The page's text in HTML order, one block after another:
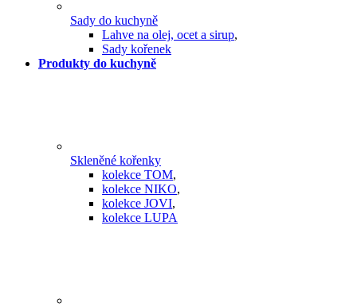
Sady do kuchyně
Lahve na olej, ocet a sirup,
Sady kořenek
Produkty do kuchyně
Skleněné kořenky
kolekce TOM,
kolekce NIKO,
kolekce JOVI,
kolekce LUPA